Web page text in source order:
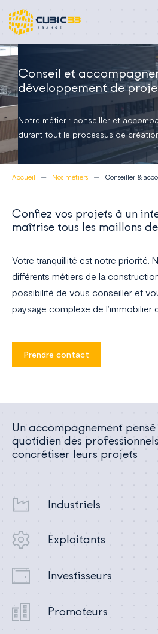
Conseil et
développement de
Notre métier : conseiller et
durant tout le processus de
Accueil Nos métiers Conseiller &
Confiez vos projets à un
maîtrise tous les maillons
Votre tranquillité est notre priorité.
différents métiers de la
possibilité de vous conseiller et
paysage complexe de l’immobilier
Prendre contact
Un accompagnement
quotidien des
concrétiser leurs projets
Industriels
Exploitants
Investisseurs
Promoteurs
Bâtiments
Nos
Blog
France